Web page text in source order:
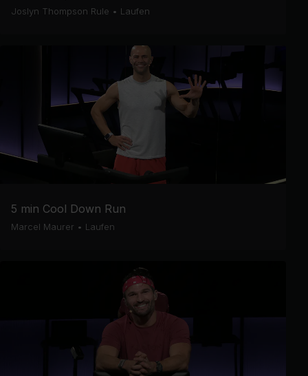
Joslyn Thompson Rule • Laufen
5 min Cool Down Run
Marcel Maurer • Laufen